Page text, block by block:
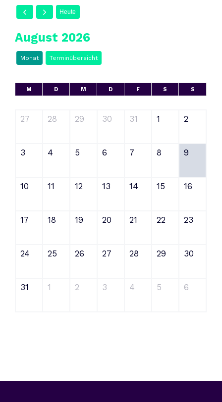
Heute
August 2026
Monat Terminübersicht
M D M D F S S
27 28 29 30 31 1 2
3 4 5 6 7 8 9
10 11 12 13 14 15 16
17 18 19 20 21 22 23
24 25 26 27 28 29 30
31 1 2 3 4 5 6